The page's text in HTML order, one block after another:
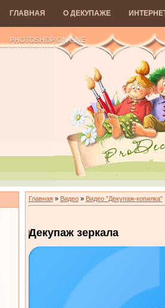
ГЛАВНАЯ О ДЕКУПАЖЕ
PHOTOSHOP ON-LINE
Главная» Видео» Видео "Декупаж-копилка"
Декупаж зеркала